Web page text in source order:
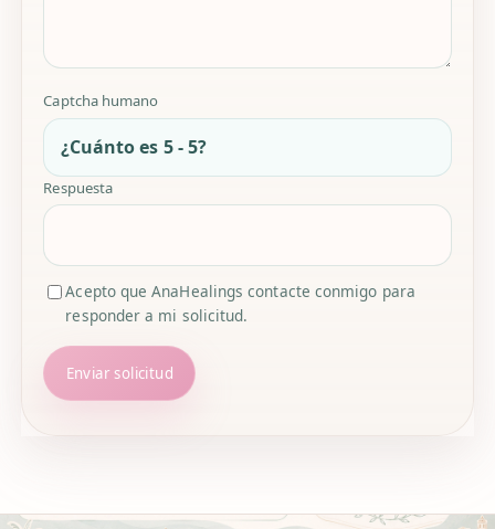
Captcha humano
¿Cuánto es 5 - 5?
Respuesta
Acepto que AnaHealings contacte conmigo para
responder a mi solicitud.
Enviar solicitud